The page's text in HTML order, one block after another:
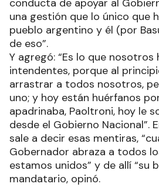
conducta de apoyar al
una gestión que lo único que
pueblo argentino y él (por
de eso”.
Y agregó: “Es lo que
intendentes, porque al
arrastrar a todos nosotros,
uno; y hoy están huérfanos
apadrinaba, Paoltroni, hoy le
desde el Gobierno Nacional”.
sale a decir esas mentiras,
Gobernador abraza a todos
estamos unidos” y de allí “su
mandatario, opinó.